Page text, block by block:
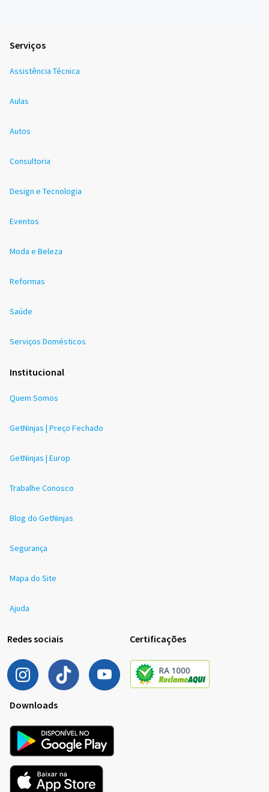
Serviços
Assistência Técnica
Aulas
Autos
Consultoria
Design e Tecnologia
Eventos
Moda e Beleza
Reformas
Saúde
Serviços Domésticos
Institucional
Quem Somos
GetNinjas | Preço Fechado
GetNinjas | Europ
Trabalhe Conosco
Blog do GetNinjas
Segurança
Mapa do Site
Ajuda
Redes sociais Certificações
Downloads